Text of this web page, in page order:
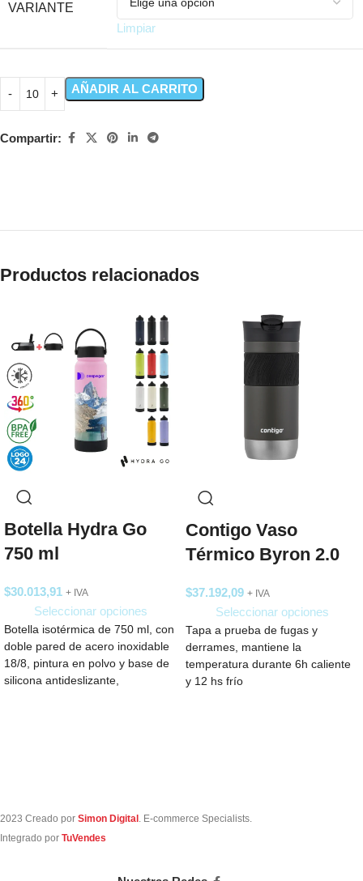
VARIANTE
Limpiar
AÑADIR AL CARRITO
Compartir:
Productos relacionados
Botella Hydra Go
750 ml
$30.013,91 + IVA
Seleccionar opciones
Botella isotérmica de 750 ml, con
doble pared de acero inoxidable
18/8, pintura en polvo y base de
silicona antideslizante,
Contigo Vaso
Térmico Byron 2.0
$37.192,09 + IVA
Seleccionar opciones
Tapa a prueba de fugas y
derrames, mantiene la
temperatura durante 6h caliente
y 12 hs frío
2023 Creado por Simon Digital . E-commerce Specialists.
Integrado por TuVendes